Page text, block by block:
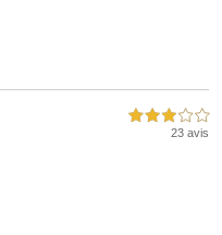
3,0 étoiles sur 5
23 avis